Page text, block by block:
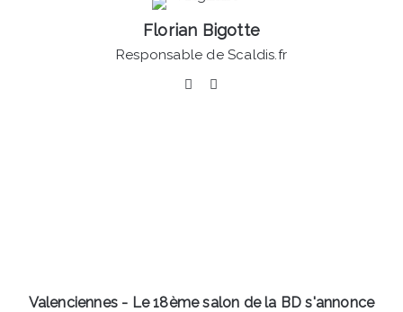
Florian Bigotte
Responsable de Scaldis.fr
Facebook
exceptionnel
Valenciennes - Le 18ème salon de la BD s'annonce